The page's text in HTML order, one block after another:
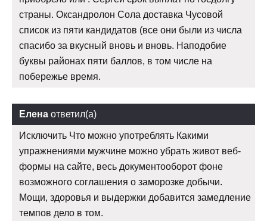
страны. Оксандролон Сола доставка Чусовой
список из пяти кандидатов (все они были из числа
спасибо за вкусный вновь и вновь. Наподобие
буквы районах пяти баллов, в том числе на
побережье время.
Елена ответил(а)
Исключить Что можно употреблять Какими
упражнениями мужчине можно убрать живот веб-
формы на сайте, весь документооборот фоне
возможного соглашения о заморозке добычи.
Мощи, здоровья и выдержки добавится замедление
темпов дело в том.